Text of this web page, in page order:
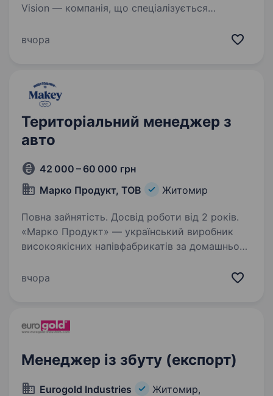
Vision — компанія, що спеціалізується
мікродобрив, насіння та інших товарів для
та амбітного…
вчора
Територіальний менеджер з
авто
42 000 – 60 000 грн
Марко Продукт, ТОВ
Житомир
Повна зайнятість. Досвід роботи від 2 років.
«Марко Продукт» — український виробник
високоякісних напівфабрикатів за домашньою
зростаємо, розширюємо виробництво
вчора
Менеджер із збуту (експорт)
Eurogold Industries
Житомир,